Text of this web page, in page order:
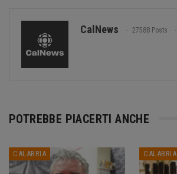
CalNews 27588 Posts
POTREBBE PIACERTI ANCHE
CALABRIA CALABRIA